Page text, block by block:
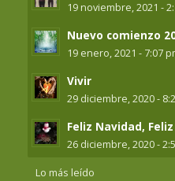
19 noviembre, 2021 -
Nuevo comienzo
19 enero, 2021 - 7:07
Vivir
29 diciembre, 2020 -
Feliz Navidad,
26 diciembre, 2020 -
Lo más leído